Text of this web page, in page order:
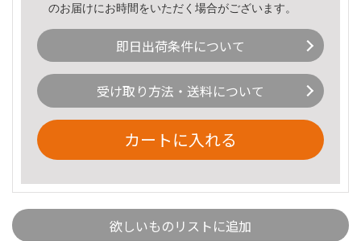
のお届けにお時間をいただく場合がございます。
即日出荷条件について
受け取り方法・送料について
カートに入れる
欲しいものリストに追加